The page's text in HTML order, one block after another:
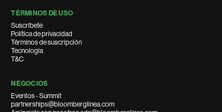
TÉRMINOS DE USO
Suscríbete
Política de privacidad
Términos de suscripción
Tecnología
T&C
NEGOCIOS
Eventos - Summit
partnerships@bloomberglinea.com